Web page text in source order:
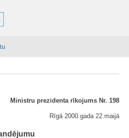
Ministru prezidenta rīkojums Nr. 198
Rīgā 2000.gada 22.maijā